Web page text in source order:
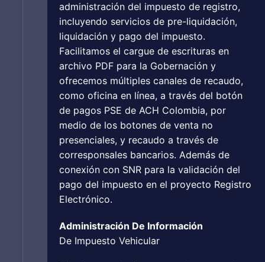
administración del impuesto de registro,
incluyendo servicios de pre-liquidación,
liquidación y pago del impuesto.
Facilitamos el cargue de escrituras en
archivo PDF para la Gobernación y
ofrecemos múltiples canales de recaudo,
como oficina en línea, a través del botón
de pagos PSE de ACH Colombia, por
medio de los botones de venta no
presenciales, y recaudo a través de
corresponsales bancarios. Además de
conexión con SNR para la validación del
pago del impuesto en el proyecto Registro
Electrónico.
Administración De Información
De Impuesto Vehicular